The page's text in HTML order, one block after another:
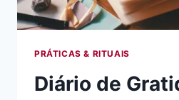
PRÁTICAS & RITUAIS
Diário de